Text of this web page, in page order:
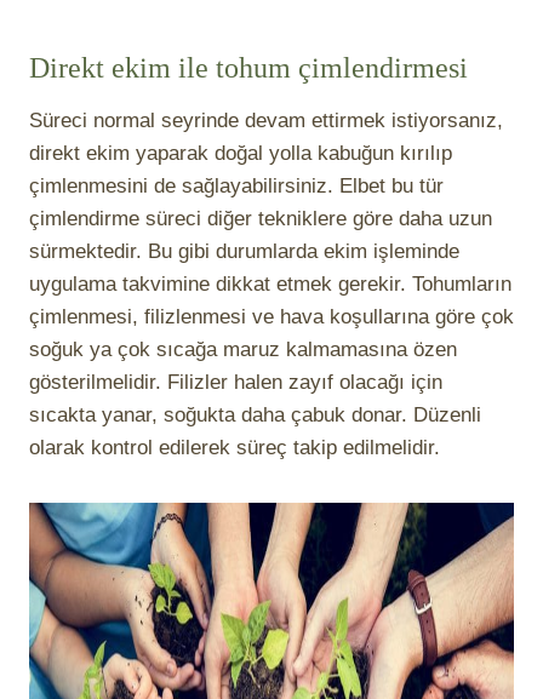
Direkt ekim ile tohum çimlendirmesi
Süreci normal seyrinde devam ettirmek istiyorsanız,
direkt ekim yaparak doğal yolla kabuğun kırılıp
çimlenmesini de sağlayabilirsiniz. Elbet bu tür
çimlendirme süreci diğer tekniklere göre daha uzun
sürmektedir. Bu gibi durumlarda ekim işleminde
uygulama takvimine dikkat etmek gerekir. Tohumların
çimlenmesi, filizlenmesi ve hava koşullarına göre çok
soğuk ya çok sıcağa maruz kalmamasına özen
gösterilmelidir. Filizler halen zayıf olacağı için
sıcakta yanar, soğukta daha çabuk donar. Düzenli
olarak kontrol edilerek süreç takip edilmelidir.